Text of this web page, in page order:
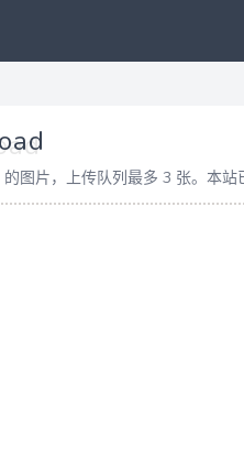
图片，上传队列最多 3 张。本站